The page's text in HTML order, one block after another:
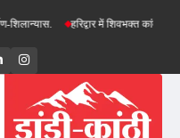
हरिद्वार में शिवभक्त कांवड़ियों पर
LinkedInInstagram